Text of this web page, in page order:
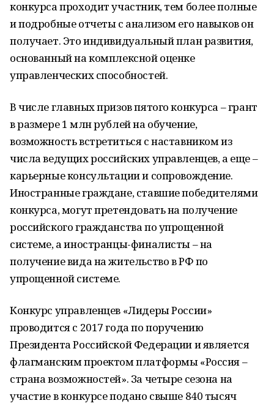
конкурса проходит участник, тем более полные
и подробные отчеты с анализом его навыков он
получает. Это индивидуальный план развития,
основанный на комплексной оценке
управленческих способностей.
В числе главных призов пятого конкурса – грант
в размере 1 млн рублей на обучение,
возможность встретиться с наставником из
числа ведущих российских управленцев, а еще –
карьерные консультации и сопровождение.
Иностранные граждане, ставшие победителями
конкурса, могут претендовать на получение
российского гражданства по упрощенной
системе, а иностранцы-финалисты – на
получение вида на жительство в РФ по
упрощенной системе.
Конкурс управленцев «Лидеры России»
проводится с 2017 года по поручению
Президента Российской Федерации и является
флагманским проектом платформы «Россия –
страна возможностей». За четыре сезона на
участие в конкурсе подано свыше 840 тысяч